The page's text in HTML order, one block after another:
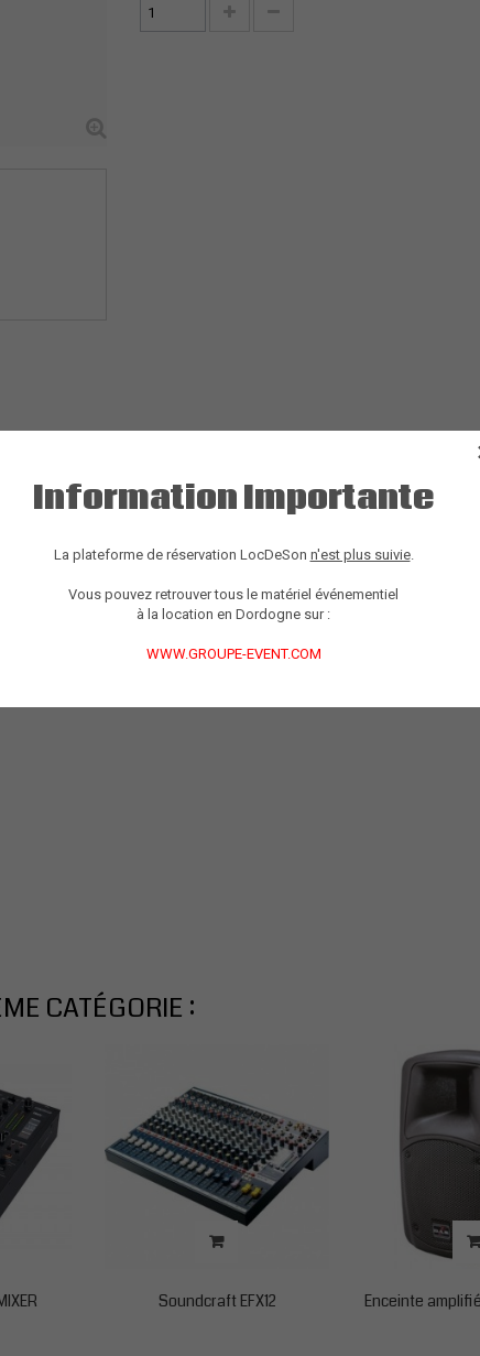
CATÉGORIE :
Soundcraft EFX12 Enceinte
Information Importante
La plateforme de réservation LocDeSon n'est plus suivie.
Vous pouvez retrouver tous le matériel événementiel
à la location en Dordogne sur :
WWW.GROUPE-EVENT.COM